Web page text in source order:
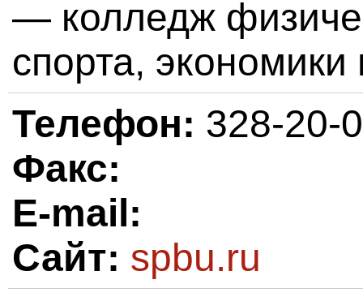
— колледж
спорта, экономики
Телефон: 328-20-
Факс:
E-mail:
Сайт: spbu.ru